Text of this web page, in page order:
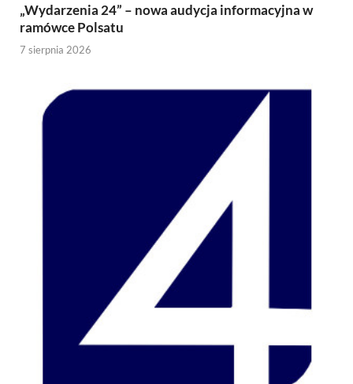
„Wydarzenia 24” – nowa audycja informacyjna w
ramówce Polsatu
7 sierpnia 2026